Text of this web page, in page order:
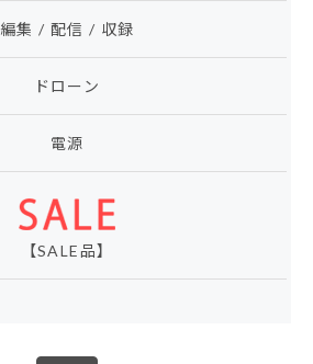
編集 / 配信 / 収録
ドローン
電源
【SALE品】